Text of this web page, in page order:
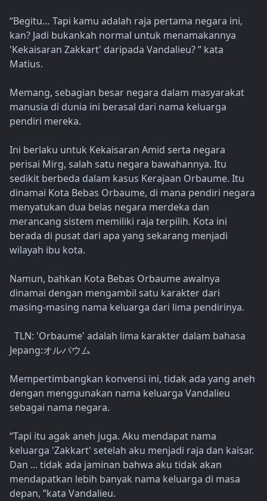
“Begitu… Tapi kamu adalah raja pertama negara ini,
kan? Jadi bukankah normal untuk menamakannya
'Kekaisaran Zakkart' daripada Vandalieu? ” kata
Matius.
Memang, sebagian besar negara dalam masyarakat
manusia di dunia ini berasal dari nama keluarga
pendiri mereka.
Ini berlaku untuk Kekaisaran Amid serta negara
perisai Mirg, salah satu negara bawahannya. Itu
sedikit berbeda dalam kasus Kerajaan Orbaume. Itu
dinamai Kota Bebas Orbaume, di mana pendiri negara
menyatukan dua belas negara merdeka dan
merancang sistem memiliki raja terpilih. Kota ini
berada di pusat dari apa yang sekarang menjadi
wilayah ibu kota.
Namun, bahkan Kota Bebas Orbaume awalnya
dinamai dengan mengambil satu karakter dari
masing-masing nama keluarga dari lima pendirinya.
TLN: 'Orbaume' adalah lima karakter dalam bahasa
Jepang:オルバウム
Mempertimbangkan konvensi ini, tidak ada yang aneh
dengan menggunakan nama keluarga Vandalieu
sebagai nama negara.
“Tapi itu agak aneh juga. Aku mendapat nama
keluarga 'Zakkart' setelah aku menjadi raja dan kaisar.
Dan ... tidak ada jaminan bahwa aku tidak akan
mendapatkan lebih banyak nama keluarga di masa
depan, ”kata Vandalieu.